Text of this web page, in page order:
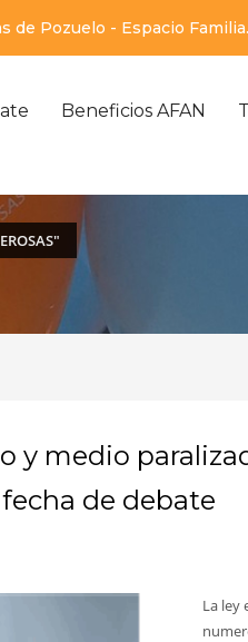
de Pozuelo - Espacio
Beneficios AFAN
y medio
de debate
La ley